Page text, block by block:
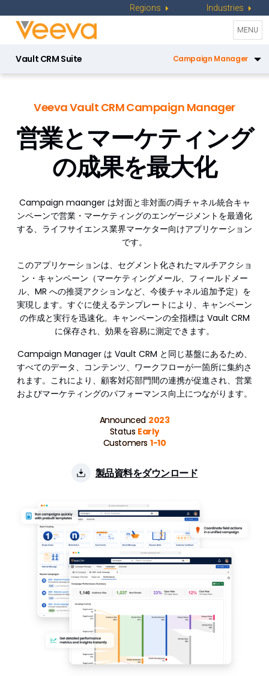
Regions Industries
Toggle
MENU
Vault CRM Suite Campaign Manager
Service Center
Engagement Channels
Approved Email
Engage
Data Management
Align
Align+
Network
Nitro
Veeva Vault CRM Campaign Manager
営業とマーケティング
の成果を最大化
Campaign maanger は対面と非対面の両チャネル統合キャ
ンペーンで営業・マーケティングのエンゲージメントを最適化
する、ライフサイエンス業界マーケター向けアプリケーション
です。
このアプリケーションは、セグメント化されたマルチアクショ
ン・キャンペーン（マーケティングメール、フィールドメー
ル、MR への推奨アクションなど、今後チャネル追加予定）を
実現します。すぐに使えるテンプレートにより、キャンペーン
の作成と実行を迅速化。キャンペーンの全指標は Vault CRM
に保存され、効果を容易に測定できます。
Campaign Manager は Vault CRM と同じ基盤にあるため、
すべてのデータ、コンテンツ、ワークフローが一箇所に集約さ
れます。これにより、顧客対応部門間の連携が促進され、営業
およびマーケティングのパフォーマンス向上につながります。
Announced 2023
Status Early
Customers 1-10
製品資料をダウンロード